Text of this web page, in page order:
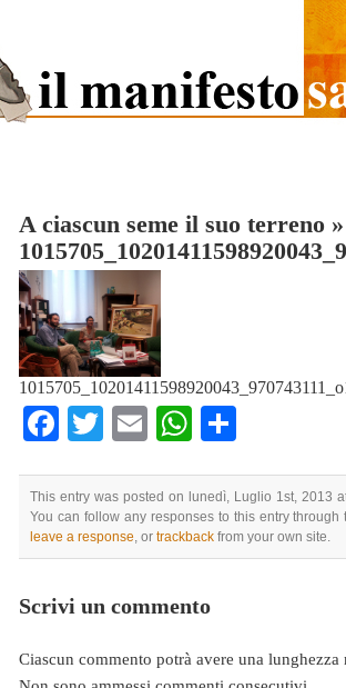
A ciascun seme il suo terreno »
Facebook
TwitterEmailWhatsApp
This entry was posted on lunedì, Luglio 1st, 2013
You can follow any responses to this entry through
leave a response, or trackback from your own site.
Scrivi un commento
Ciascun commento potrà avere una lunghezza